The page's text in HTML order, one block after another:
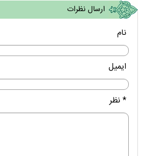
ارسال نظرات
نام
ایمیل
* نظر